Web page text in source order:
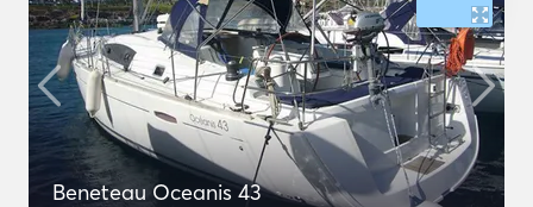
Beneteau Oceanis 43